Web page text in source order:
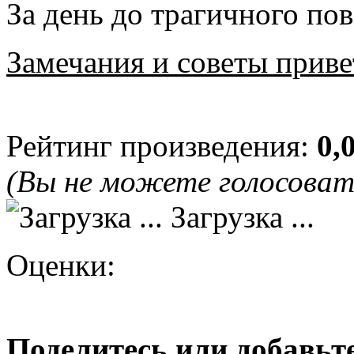
За день до трагичного
Замечания и советы
Рейтинг произведения:
(Вы не можете
Загрузка ...
Оценки: